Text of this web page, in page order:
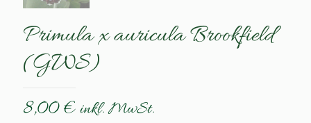
Primula x auricula Brookfield
(GWS)
8,00€ inkl. MwSt.